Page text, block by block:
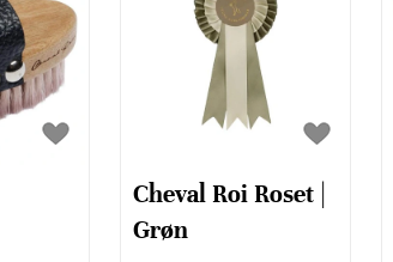
Cheval Roi Roset |
Grøn